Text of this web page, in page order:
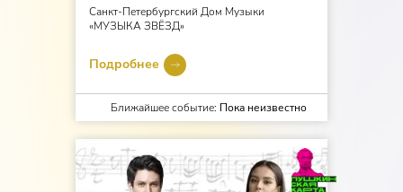
Санкт-Петербургский Дом Музыки
«МУЗЫКА ЗВЁЗД»
Подробнее
Ближайшее событие: Пока неизвестно